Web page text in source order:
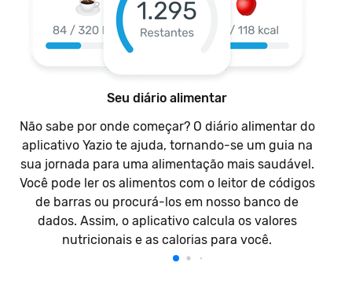
Seu diário alimentar
Não sabe por onde começar? O diário alimentar do
aplicativo Yazio te ajuda, tornando-se um guia na
sua jornada para uma alimentação mais saudável.
Você pode ler os alimentos com o leitor de códigos
de barras ou procurá-los em nosso banco de
dados. Assim, o aplicativo calcula os valores
nutricionais e as calorias para você.